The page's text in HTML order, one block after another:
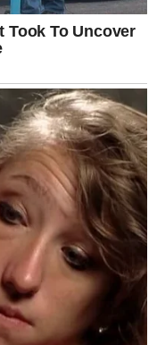
kada će se
su dugo želele.
Ribe koje su
osobu koja će
kroz
dočekati istinu i
činjenica da Ribe
kada je novac u
mogu potpuno
drugima – ljubav,